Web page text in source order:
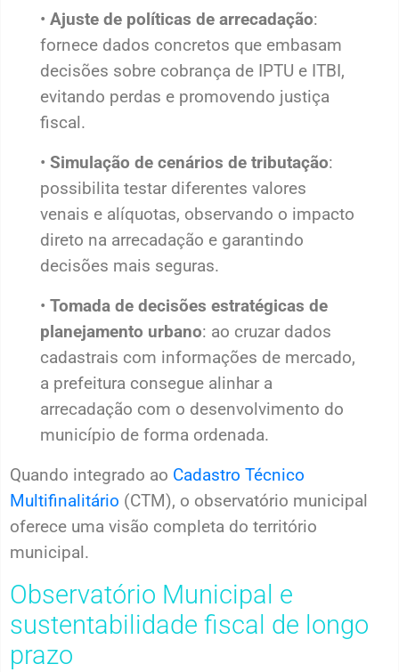
•Ajuste de políticas de arrecadação:
fornece dados concretos que embasam
decisões sobre cobrança de IPTU e ITBI,
evitando perdas e promovendo justiça
fiscal.
•Simulação de cenários de tributação:
possibilita testar diferentes valores
venais e alíquotas, observando o impacto
direto na arrecadação e garantindo
decisões mais seguras.
•Tomada de decisões estratégicas de
planejamento urbano: ao cruzar dados
cadastrais com informações de mercado,
a prefeitura consegue alinhar a
arrecadação com o desenvolvimento do
município de forma ordenada.
Quando integrado ao Cadastro Técnico
Multifinalitário (CTM), o observatório municipal
oferece uma visão completa do território
municipal.
Observatório Municipal e
sustentabilidade fiscal de longo
prazo